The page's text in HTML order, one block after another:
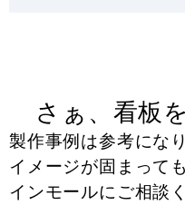
さぁ、看板
製作事例は参考にな
イメージが固まって
インモールにご相談